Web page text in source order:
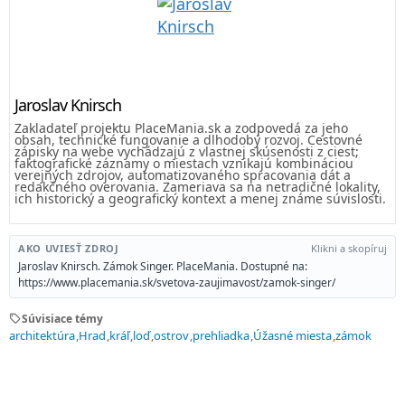
Jaroslav Knirsch
Zakladateľ projektu PlaceMania.sk a zodpovedá za jeho
obsah, technické fungovanie a dlhodobý rozvoj. Cestovné
zápisky na webe vychádzajú z vlastnej skúsenosti z ciest;
faktografické záznamy o miestach vznikajú kombináciou
verejných zdrojov, automatizovaného spracovania dát a
redakčného overovania. Zameriava sa na netradičné lokality,
ich historický a geografický kontext a menej známe súvislosti.
AKO UVIESŤ ZDROJ Klikni a skopíruj
Jaroslav Knirsch. Zámok Singer. PlaceMania. Dostupné na:
https://www.placemania.sk/svetova-zaujimavost/zamok-singer/
sellSúvisiace témy
architektúra Hrad kráľ loď ostrov prehliadka Úžasné miesta zámok